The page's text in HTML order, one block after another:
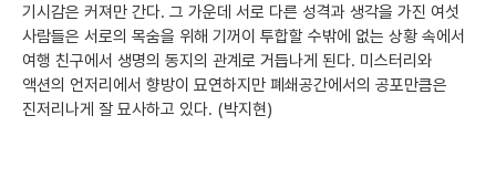
기시감은 커져만 간다. 그 가운데 서로 다른 성격과 생각을 가진 여섯
사람들은 서로의 목숨을 위해 기꺼이 투합할 수밖에 없는 상황 속에서
여행 친구에서 생명의 동지의 관계로 거듭나게 된다. 미스터리와
액션의 언저리에서 향방이 묘연하지만 폐쇄공간에서의 공포만큼은
진저리나게 잘 묘사하고 있다. (박지현)